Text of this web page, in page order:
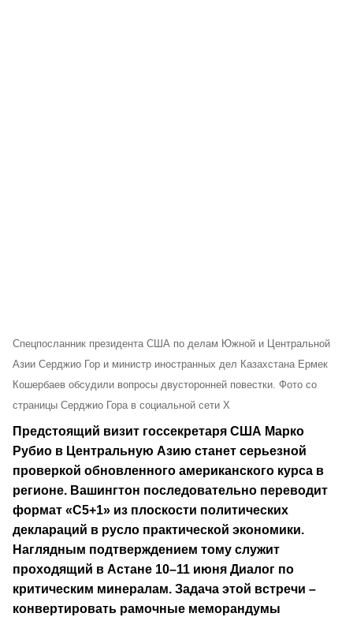
Спецпосланник президента США по делам Южной и Центральной
Азии Серджио Гор и министр иностранных дел Казахстана Ермек
Кошербаев обсудили вопросы двусторонней повестки. Фото со
страницы Серджио Гора в социальной сети Х
Предстоящий визит госсекретаря США Марко
Рубио в Центральную Азию станет серьезной
проверкой обновленного американского курса в
регионе. Вашингтон последовательно переводит
формат «C5+1» из плоскости политических
деклараций в русло практической экономики.
Наглядным подтверждением тому служит
проходящий в Астане 10–11 июня Диалог по
критическим минералам. Задача этой встречи –
конвертировать рамочные меморандумы